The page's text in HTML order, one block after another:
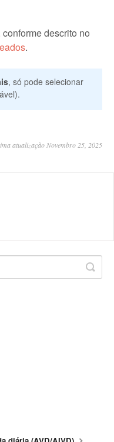
descrito no
.
, só pode selecionar
atualização Novembro 25, 2025